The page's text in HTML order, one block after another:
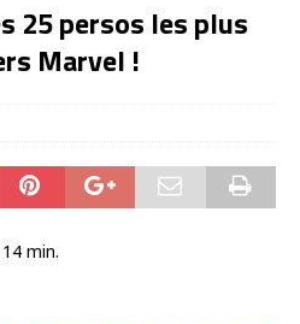
25 persos les plus
Marvel !
14 min.